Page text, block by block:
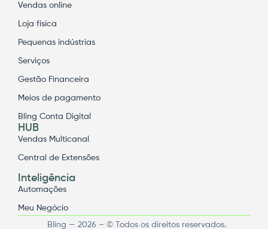
Vendas online
Loja física
Pequenas indústrias
Serviços
Gestão Financeira
Meios de pagamento
Bling Conta Digital
HUB
Vendas Multicanal
Central de Extensões
Inteligência
Automações
Meu Negócio
Bling — 2026 – © Todos os direitos reservados.